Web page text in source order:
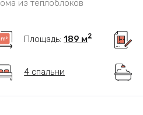
из теплоблоков
Площадь:189 м2
4 спальни